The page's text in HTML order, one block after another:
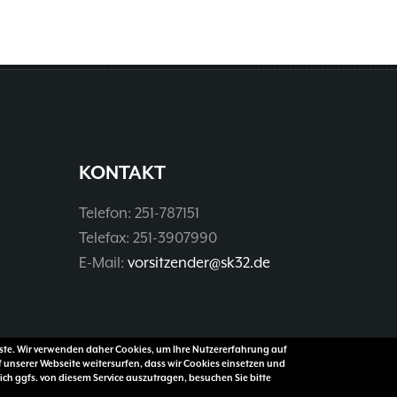
KONTAKT
Telefon: 251-787151
Telefax: 251-3907990
E-Mail: vorsitzender@sk32.de
Wir verwenden daher Cookies, um Ihre Nutzererfahrung auf
Webseite weitersurfen, dass wir Cookies einsetzen und
ggfs. von diesem Service auszutragen, besuchen Sie bitte